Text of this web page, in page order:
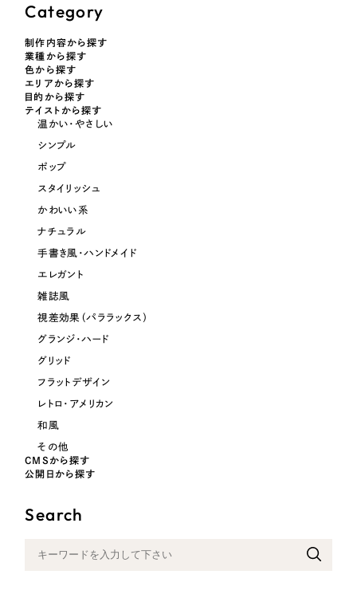
Category
制作内容から探す
業種から探す
色から探す
エリアから探す
目的から探す
テイストから探す
温かい・やさしい
シンプル
ポップ
スタイリッシュ
かわいい系
ナチュラル
手書き風・ハンドメイド
エレガント
雑誌風
視差効果（パララックス）
グランジ・ハード
グリッド
フラットデザイン
レトロ・アメリカン
和風
その他
CMSから探す
公開日から探す
Search